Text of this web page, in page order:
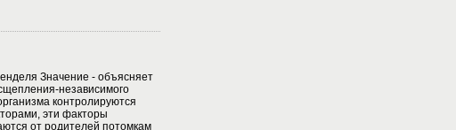
Значение - объясняет
независимого
контролируются
эти факторы
от родителей потомкам